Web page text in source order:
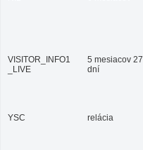
VISITOR_INFO1
_LIVE
5 mesiacov 27
dní
YSC relácia